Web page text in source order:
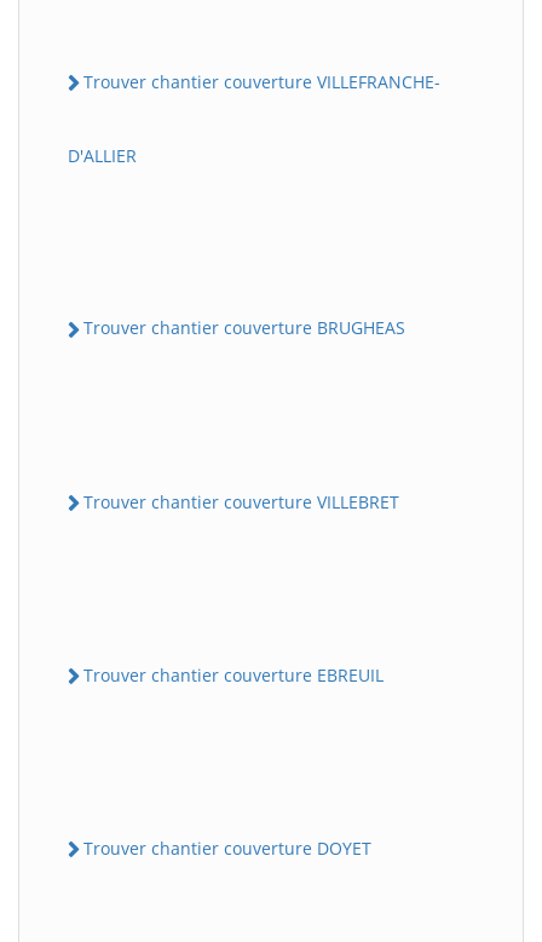
Trouver chantier couverture VILLEFRANCHE-
D'ALLIER
Trouver chantier couverture BRUGHEAS
Trouver chantier couverture VILLEBRET
Trouver chantier couverture EBREUIL
Trouver chantier couverture DOYET